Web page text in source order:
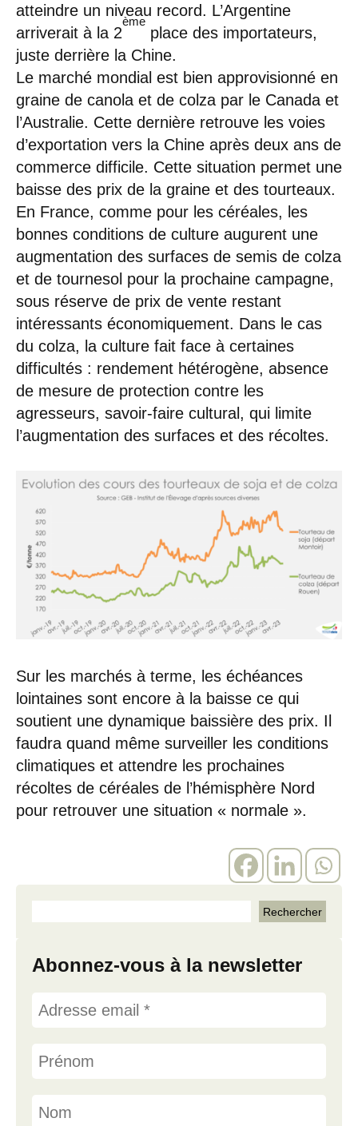
atteindre un niveau record. L’Argentine
arriverait à la 2
ème
place des importateurs,
juste derrière la Chine.
Le marché mondial est bien approvisionné en
graine de canola et de colza par le Canada et
l’Australie. Cette dernière retrouve les voies
d’exportation vers la Chine après deux ans de
commerce difficile. Cette situation permet une
baisse des prix de la graine et des tourteaux.
En France, comme pour les céréales, les
bonnes conditions de culture augurent une
augmentation des surfaces de semis de colza
et de tournesol pour la prochaine campagne,
sous réserve de prix de vente restant
intéressants économiquement. Dans le cas
du colza, la culture fait face à certaines
difficultés : rendement hétérogène, absence
de mesure de protection contre les
agresseurs, savoir-faire cultural, qui limite
l’augmentation des surfaces et des récoltes.
Sur les marchés à terme, les échéances
lointaines sont encore à la baisse ce qui
soutient une dynamique baissière des prix. Il
faudra quand même surveiller les conditions
climatiques et attendre les prochaines
récoltes de céréales de l’hémisphère Nord
pour retrouver une situation « normale ».
Abonnez-vous à la newsletter